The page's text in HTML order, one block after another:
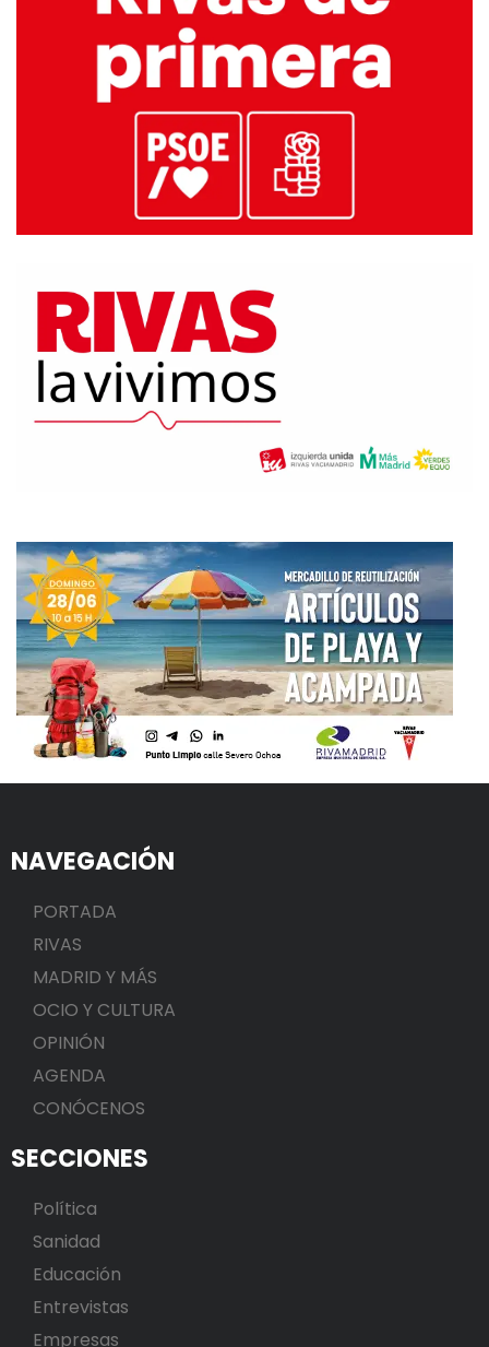
NAVEGACIÓN
PORTADA
RIVAS
MADRID Y MÁS
OCIO Y CULTURA
OPINIÓN
AGENDA
CONÓCENOS
SECCIONES
Política
Sanidad
Educación
Entrevistas
Empresas